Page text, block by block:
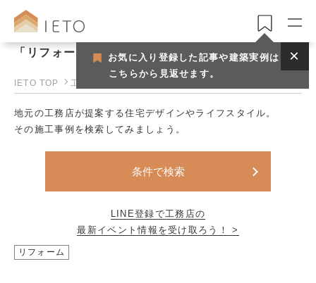
お気に入り登録した記事や建築実例は
こちらから見返せます。
「リフォーム」で見つける工務店一覧
IETO TOP 工務店一覧
地元の工務店が提案する住宅デザインやライフスタイル。
その施工事例を検索してみましょう。
条件で検索
LINE登録で工務店の
最新イベント情報を受け取ろう！ >
リフォーム